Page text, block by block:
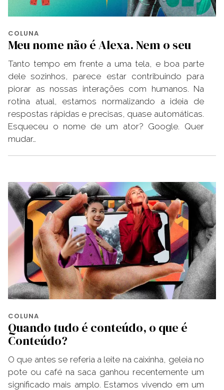
COLUNA
Meu nome não é Alexa. Nem o seu
Tanto tempo em frente a uma tela, e boa parte
dele sozinhos, parece estar contribuindo para
piorar as nossas interações com humanos. Na
rotina atual, estamos normalizando a ideia de
respostas rápidas e precisas, quase automáticas.
Esqueceu o nome de um ator? Google. Quer
mudar…
COLUNA
Quando tudo é conteúdo, o que é
Conteúdo?
O que antes se referia a leite na caixinha, geleia no
pote ou café na saca ganhou recentemente um
significado mais amplo. Estamos vivendo em um